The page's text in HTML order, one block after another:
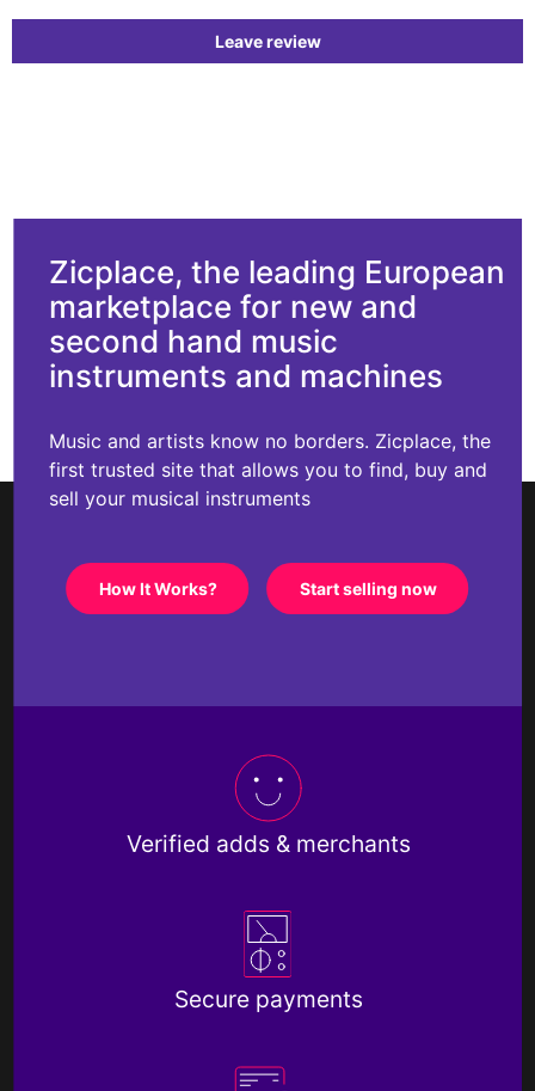
Leave review
Zicplace, the leading European
marketplace for new and
second hand music
instruments and machines
Music and artists know no borders. Zicplace, the
first trusted site that allows you to find, buy and
sell your musical instruments
How It Works? Start selling now
Verified adds & merchants
Secure payments